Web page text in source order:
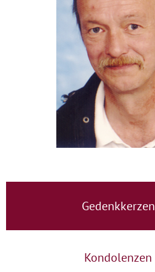
Gedenkkerzen
Kondolenzen